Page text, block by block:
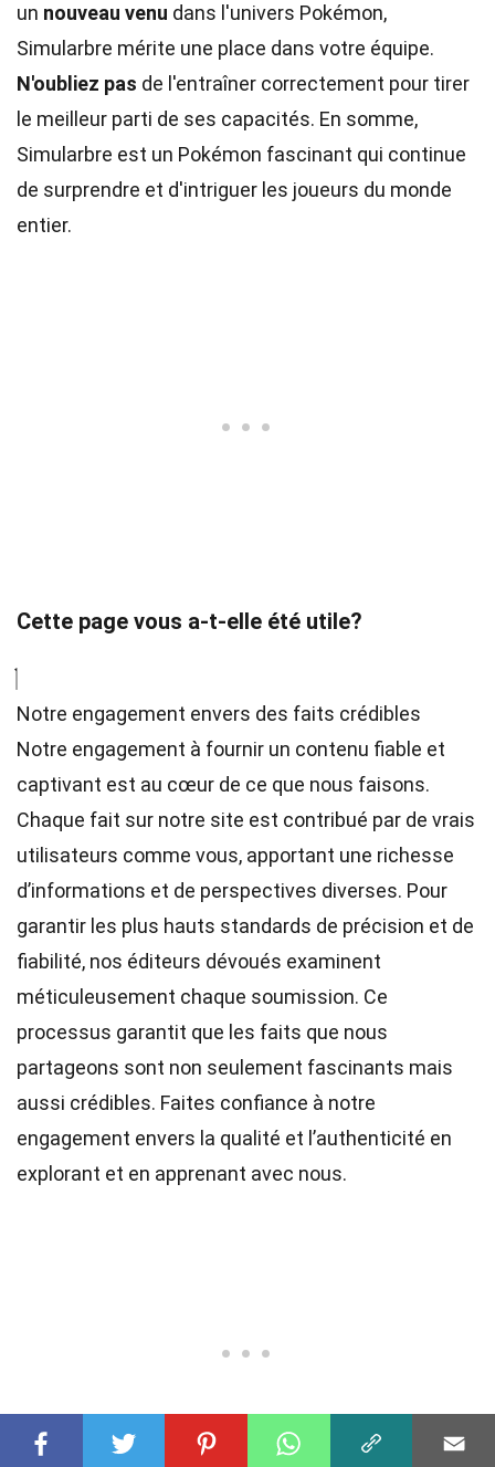
un nouveau venu dans l'univers Pokémon,
Simularbre mérite une place dans votre équipe.
N'oubliez pas de l'entraîner correctement pour tirer
le meilleur parti de ses capacités. En somme,
Simularbre est un Pokémon fascinant qui continue
de surprendre et d'intriguer les joueurs du monde
entier.
Cette page vous a-t-elle été utile?
Notre engagement envers des faits crédibles
Notre engagement à fournir un contenu fiable et
captivant est au cœur de ce que nous faisons.
Chaque fait sur notre site est contribué par de vrais
utilisateurs comme vous, apportant une richesse
d’informations et de perspectives diverses. Pour
garantir les plus hauts standards de précision et de
fiabilité, nos éditeurs dévoués examinent
méticuleusement chaque soumission. Ce
processus garantit que les faits que nous
partageons sont non seulement fascinants mais
aussi crédibles. Faites confiance à notre
engagement envers la qualité et l’authenticité en
explorant et en apprenant avec nous.